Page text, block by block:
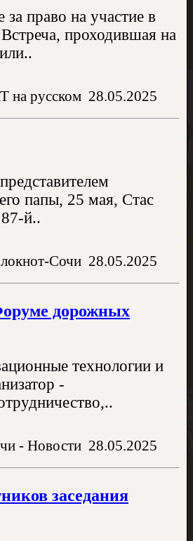
право на участие в
проходившая на
на русском 28.05.2025
папы, 25 мая, Стас
й..
Сочи 28.05.2025
дорожных
технологии и
-
- Новости 28.05.2025
заседания